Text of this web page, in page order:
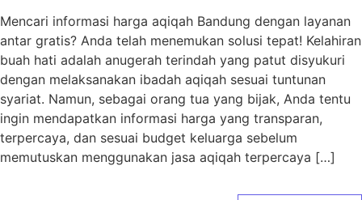
Mencari informasi harga aqiqah Bandung dengan layanan
antar gratis? Anda telah menemukan solusi tepat! Kelahiran
buah hati adalah anugerah terindah yang patut disyukuri
dengan melaksanakan ibadah aqiqah sesuai tuntunan
syariat. Namun, sebagai orang tua yang bijak, Anda tentu
ingin mendapatkan informasi harga yang transparan,
terpercaya, dan sesuai budget keluarga sebelum
memutuskan menggunakan jasa aqiqah terpercaya […]